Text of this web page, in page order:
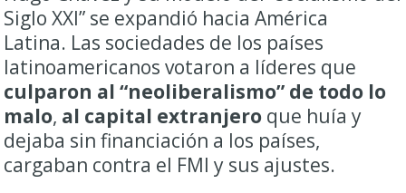
Siglo XXI” se expandió hacia América
Latina. Las sociedades de los países
latinoamericanos votaron a líderes que
culparon al “neoliberalismo” de todo lo
malo, al capital extranjero que huía y
dejaba sin financiación a los países,
cargaban contra el FMI y sus ajustes.